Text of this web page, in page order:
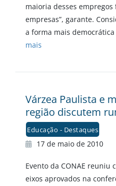
maioria desses
empresas”, garante.
a forma mais
mais
Várzea Paulista e
região discutem
Educação - Destaques
17 de maio de 2010
Evento da CONAE reuniu
eixos aprovados na